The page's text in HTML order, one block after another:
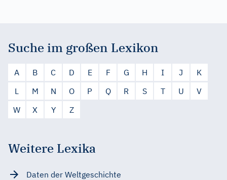
Suche im großen Lexikon
A B C D E F G H I J
K
L
M N O P Q R S T U
V
W
X Y Z
Weitere Lexika
Daten der Weltgeschichte